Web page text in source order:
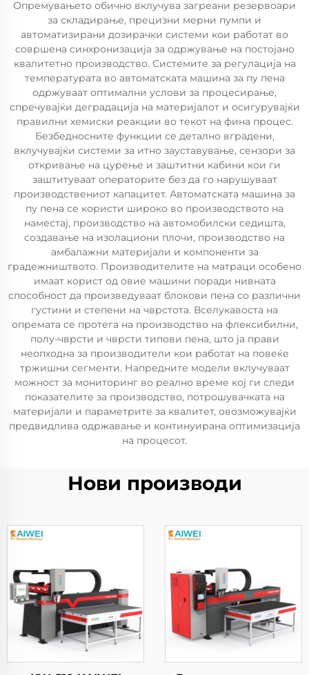
Опремувањето обично вклучува загреани резервоари
за складирање, прецизни мерни пумпи и
автоматизирани дозирачки системи кои работат во
совршена синхронизација за одржување на постојано
квалитетно производство. Системите за регулација на
температурата во автоматската машина за пу пена
одржуваат оптимални услови за процесирање,
спречувајќи деградација на материјалот и осигурувајќи
правилни хемиски реакции во текот на фина процес.
Безбедносните функции се детално вградени,
вклучувајќи системи за итно зауставување, сензори за
откривање на цурење и заштитни кабини кои ги
заштитуваат операторите без да го нарушуваат
производствениот капацитет. Автоматската машина за
пу пена се користи широко во производството на
наместај, производство на автомобилски седишта,
создавање на изолациони плочи, производство на
амбалажни материјали и компоненти за
градежништвото. Производителите на матраци особено
имаат корист од овие машини поради нивната
способност да произведуваат блокови пена со различни
густини и степени на чврстота. Вселукавоста на
опремата се протега на производство на флексибилни,
полу-чврсти и чврсти типови пена, што ја прави
неопходна за производители кои работат на повеќе
тржишни сегменти. Напредните модели вклучуваат
можност за мониторинг во реално време кој ги следи
показателите за производство, потрошувачката на
материјали и параметрите за квалитет, овозможувајќи
предвидлива одржавање и континуирана оптимизација
на процесот.
Нови производи